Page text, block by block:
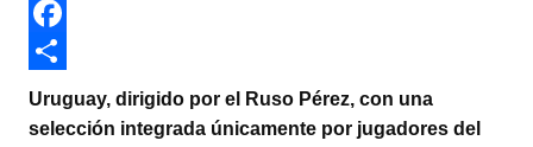
w
t
t
W
h
a
t
F
a
c
C
o
Uruguay, dirigido por el Ruso Pérez, con una
selección integrada únicamente por jugadores del